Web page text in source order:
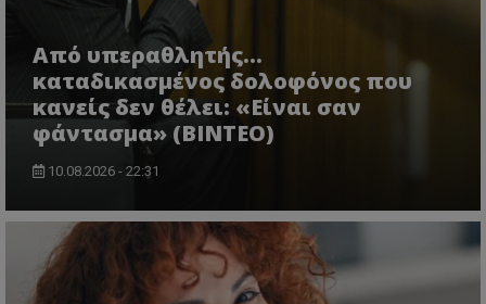
Από υπεραθλητής...
καταδικασμένος δολοφόνος που
κανείς δεν θέλει: «Είναι σαν
φάντασμα» (BINTEO)
10.08.2026 - 22:31